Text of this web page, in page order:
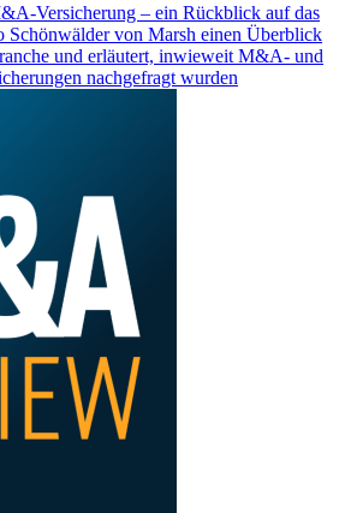
Versicherung – ein Rückblick auf das
Schönwälder von Marsh einen Überblick
und erläutert, inwieweit M&A- und
nachgefragt wurden